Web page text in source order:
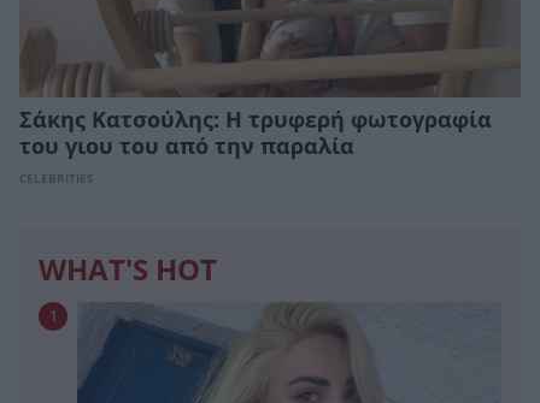
Σάκης Κατσούλης: Η τρυφερή φωτογραφία
του γιου του από την παραλία
CELEBRITIES
WHAT'S HOT
1